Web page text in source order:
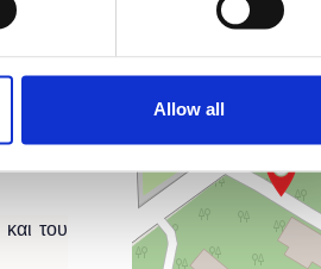
Allow all
από
θα
του
ΒΟΡΕΙΟΣ ΤΟΜΕΑΣ
+
–